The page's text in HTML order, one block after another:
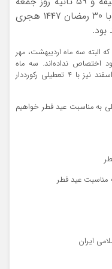
۲۹ اسفند ۱۴۰۴ هجری شمسی مطابق با ۳۰ رمضان ۱۴۴۷ هجری
که البته سه ماه اردیبهشت، مهر
اختصاص نداده‌اند. سه ماه
فروردین با ۶ تعطیلی، مرداد با ۴ تعطیلی و اسفند نیز با ۴ تعطیلی رکورددار
به مناسبت عید فطر خواهیم
مناسبت عید فطر
ایران